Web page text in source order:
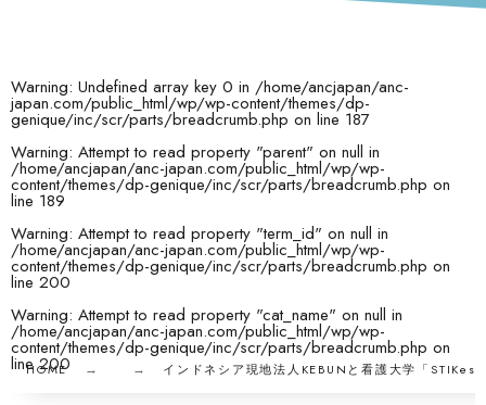
Warning: Undefined array key 0 in /home/ancjapan/anc-
japan.com/public_html/wp/wp-content/themes/dp-
genique/inc/scr/parts/breadcrumb.php on line 187
Warning: Attempt to read property "parent" on null in
/home/ancjapan/anc-japan.com/public_html/wp/wp-
content/themes/dp-genique/inc/scr/parts/breadcrumb.php on
line 189
Warning: Attempt to read property "term_id" on null in
/home/ancjapan/anc-japan.com/public_html/wp/wp-
content/themes/dp-genique/inc/scr/parts/breadcrumb.php on
line 200
Warning: Attempt to read property "cat_name" on null in
/home/ancjapan/anc-japan.com/public_html/wp/wp-
content/themes/dp-genique/inc/scr/parts/breadcrumb.php on
line200
HOME インドネシア現地法人KEBUNと看護大学「